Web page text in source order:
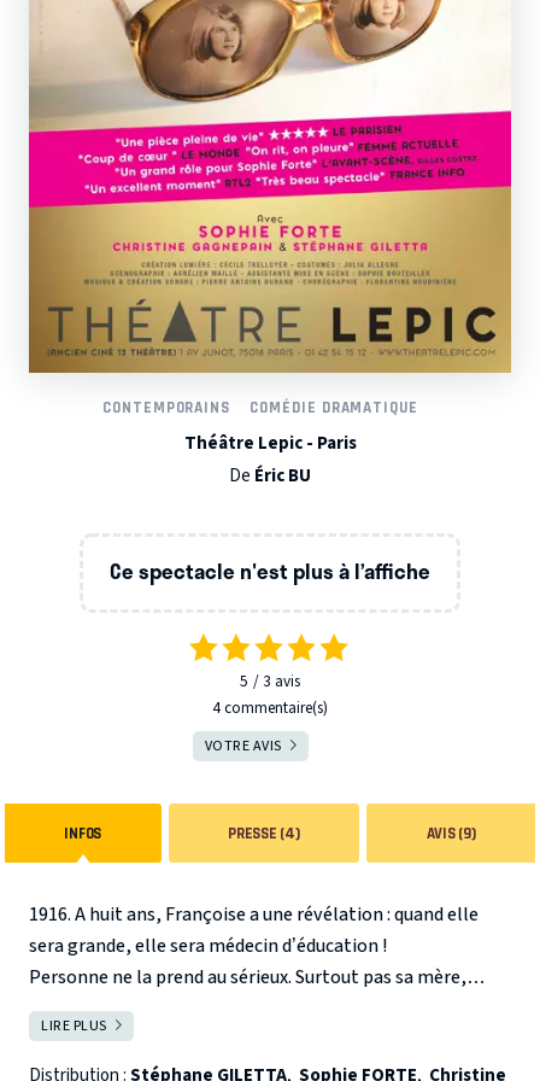
CONTEMPORAINS COMÉDIE DRAMATIQUE
Théâtre Lepic - Paris
De Éric BU
Ce spectacle n'est plus à l’affiche
5 3 avis
4 commentaire(s)
VOTRE AVIS
INFOS PRESSE (4) AVIS (9)
1916. A huit ans, Françoise a une révélation : quand elle
sera grande, elle sera médecin d’éducation !
Personne ne la prend au sérieux. Surtout pas sa mère,
effrayée par cette enfant à la pensée si libre. Mais
Françoise n’est pas seule, son Bon Ange Gardien veille sur
elle et la soutient tout au long des épreuves de son
LIRE PLUS
Distribution :Stéphane GILETTA, Sophie FORTE, Christine